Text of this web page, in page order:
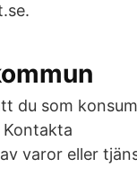
du som
Kontakta
varor eller